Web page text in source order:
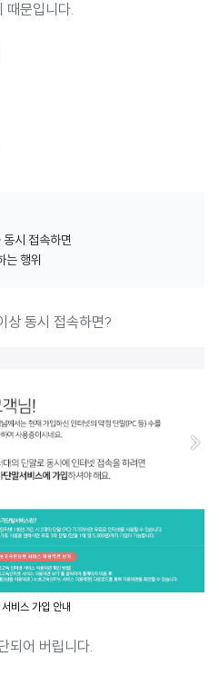
때문입니다.
시 접속하면
는 행위
상 동시 접속하면?
비스 가입 안내
되어 버립니다.